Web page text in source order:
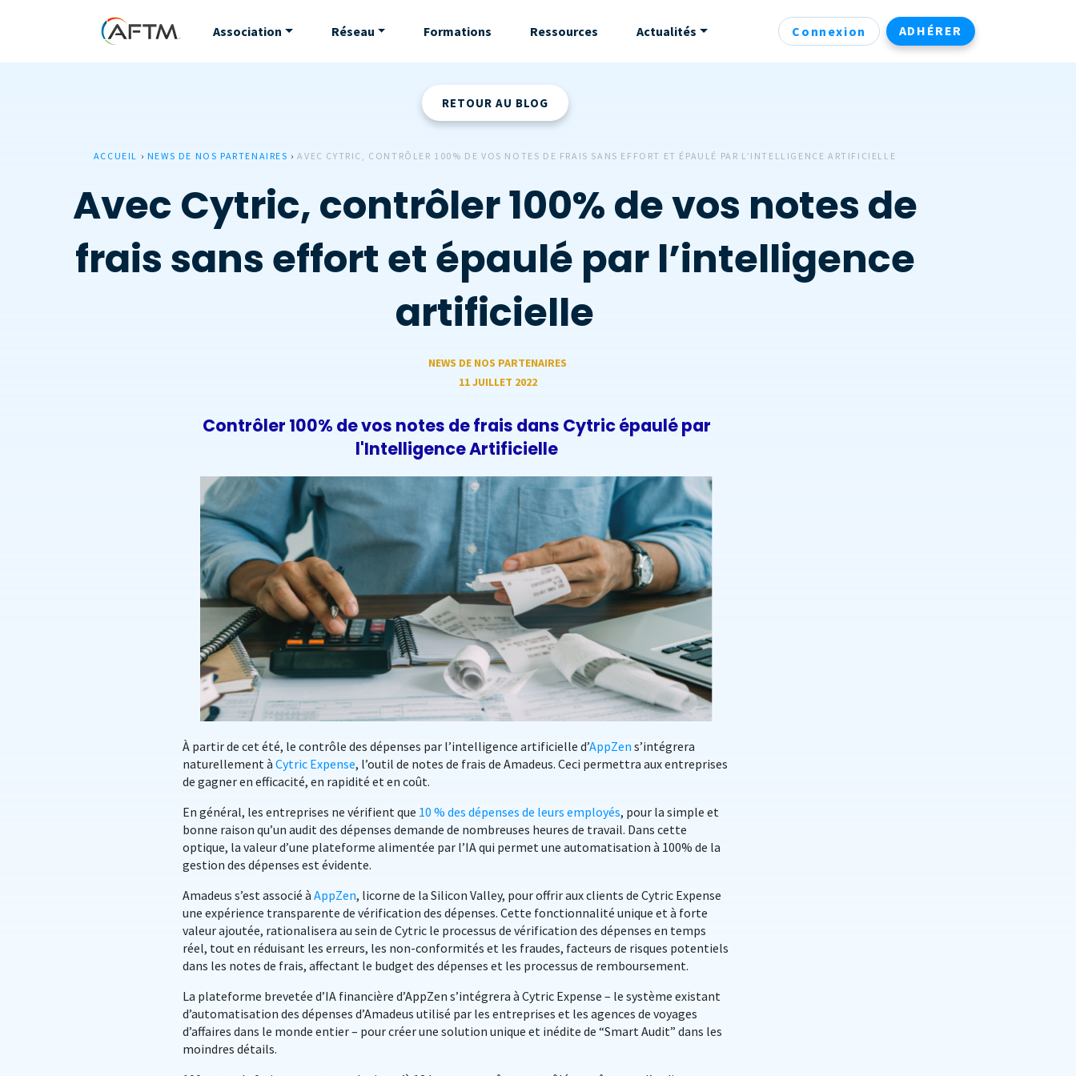
Association Réseau Formations Ressources Actualités Connexion ADHÉRER
RETOUR AU BLOG
ACCUEIL › NEWS DE NOS PARTENAIRES ›AVEC CYTRIC, CONTRÔLER 100% DE VOS NOTES DE FRAIS SANS EFFORT ET ÉPAULÉ PAR L’INTELLIGENCE ARTIFICIELLE
Avec Cytric, contrôler 100% de vos notes de
frais sans effort et épaulé par l’intelligence
artificielle
NEWS DE NOS PARTENAIRES
11 JUILLET 2022
Contrôler 100% de vos notes de frais dans Cytric épaulé par
l'Intelligence Artificielle
À partir de cet été, le contrôle des dépenses par l’intelligence artificielle d’AppZen s’intégrera
naturellement à Cytric Expense, l’outil de notes de frais de Amadeus. Ceci permettra aux entreprises
de gagner en efficacité, en rapidité et en coût.
En général, les entreprises ne vérifient que 10 % des dépenses de leurs employés, pour la simple et
bonne raison qu’un audit des dépenses demande de nombreuses heures de travail. Dans cette
optique, la valeur d’une plateforme alimentée par l’IA qui permet une automatisation à 100% de la
gestion des dépenses est évidente.
Amadeus s’est associé à AppZen, licorne de la Silicon Valley, pour offrir aux clients de Cytric Expense
une expérience transparente de vérification des dépenses. Cette fonctionnalité unique et à forte
valeur ajoutée, rationalisera au sein de Cytric le processus de vérification des dépenses en temps
réel, tout en réduisant les erreurs, les non-conformités et les fraudes, facteurs de risques potentiels
dans les notes de frais, affectant le budget des dépenses et les processus de remboursement.
La plateforme brevetée d’IA financière d’AppZen s’intégrera à Cytric Expense – le système existant
d’automatisation des dépenses d’Amadeus utilisé par les entreprises et les agences de voyages
d’affaires dans le monde entier – pour créer une solution unique et inédite de “Smart Audit” dans les
moindres détails.